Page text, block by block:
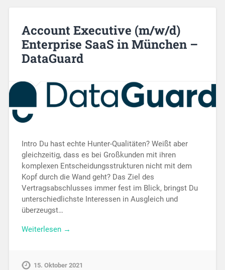
Account Executive (m/w/d)
Enterprise SaaS in München –
DataGuard
Intro Du hast echte Hunter-Qualitäten? Weißt aber
gleichzeitig, dass es bei Großkunden mit ihren
komplexen Entscheidungsstrukturen nicht mit dem
Kopf durch die Wand geht? Das Ziel des
Vertragsabschlusses immer fest im Blick, bringst Du
unterschiedlichste Interessen in Ausgleich und
überzeugst…
Weiterlesen →
15. Oktober 2021